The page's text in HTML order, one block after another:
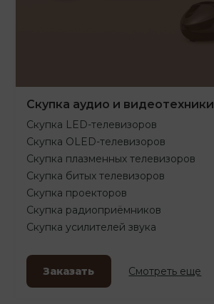
Скупка аудио и видеотехники
Скупка LED-телевизоров
Скупка OLED-телевизоров
Скупка плазменных телевизоров
Скупка битых телевизоров
Скупка проекторов
Скупка радиоприёмников
Скупка усилителей звука
Заказать Смотреть еще